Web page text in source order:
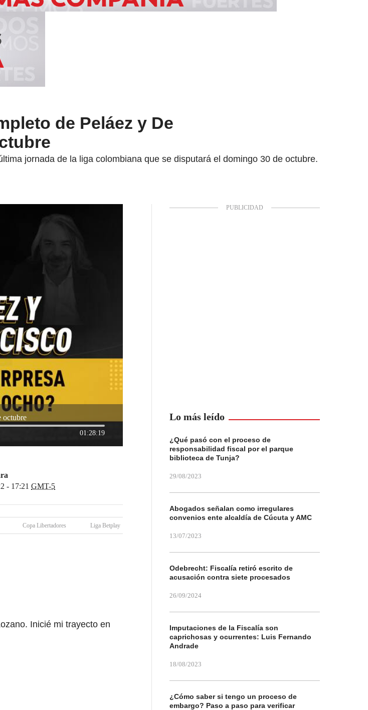
de Peláez y De
jornada de la liga colombiana que se disputará el domingo 30 de octubre.
octubre
01:28:19
- 17:21 GMT-5
Copa Libertadores Liga Betplay
Inicié mi trayecto en
Lo más leído
¿Qué pasó con el proceso de
responsabilidad fiscal por el parque
biblioteca de Tunja?
29/08/2023
Abogados señalan como irregulares
convenios ente alcaldía de Cúcuta y AMC
13/07/2023
Odebrecht: Fiscalía retiró escrito de
acusación contra siete procesados
26/09/2024
Imputaciones de la Fiscalía son
caprichosas y ocurrentes: Luis Fernando
Andrade
18/08/2023
¿Cómo saber si tengo un proceso de
embargo? Paso a paso para verificar